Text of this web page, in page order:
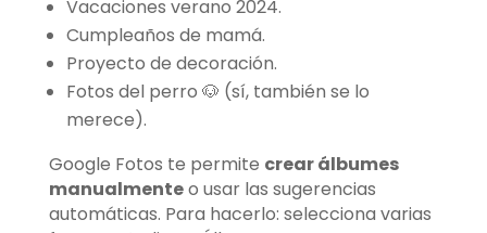
Vacaciones verano 2024.
Cumpleaños de mamá.
Proyecto de decoración.
Fotos del perro 🐶 (sí, también se lo
merece).
Google Fotos te permite crear álbumes
manualmenteo usar las sugerencias
automáticas. Para hacerlo: selecciona varias